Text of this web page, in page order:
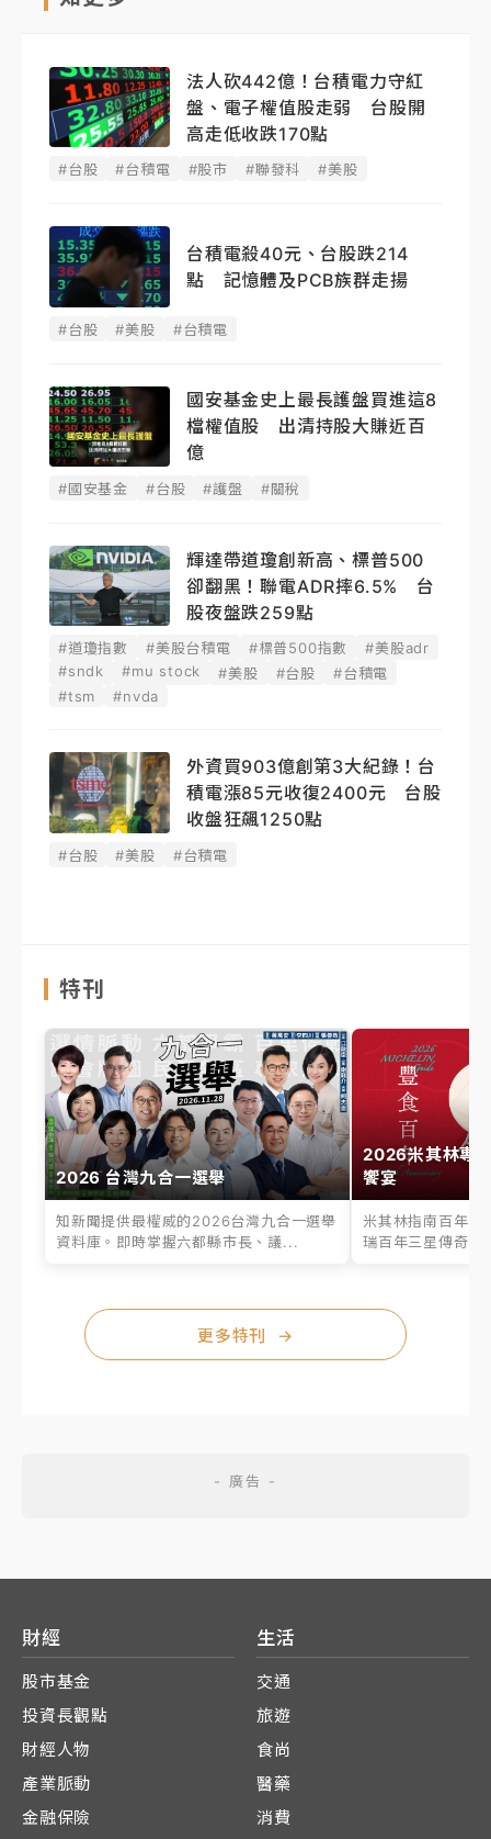
法人砍442億！台積電力守紅
盤、電子權值股走弱 台股開
高走低收跌170點
#台股 #台積電 #股市 #聯發科 #美股
台積電殺40元、台股跌214
點 記憶體及PCB族群走揚
#台股 #美股 #台積電
國安基金史上最長護盤買進這8
檔權值股 出清持股大賺近百
億
#國安基金 #台股 #護盤 #關稅
輝達帶道瓊創新高、標普500
卻翻黑！聯電ADR摔6.5% 台
股夜盤跌259點
#道瓊指數 #美股台積電 #標普500指數
#美股adr
#sndk
#mu stock #美股 #台股
#台積電
#tsm
#nvda
外資買903億創第3大紀錄！台
積電漲85元收復2400元 台股
收盤狂飆1250點
#台股 #美股 #台積電
特刊
2026 台灣九合一選舉
知新聞提供最權威的2026台灣九合一選舉
資料庫。即時掌握六都縣市長、議...
2026米其林專
饗宴
米其林指南百年之
瑞百年三星傳奇、
更多特刊 →
財經
股市基金
投資長觀點
財經人物
產業脈動
金融保險
生活
交通
旅遊
食尚
醫藥
消費